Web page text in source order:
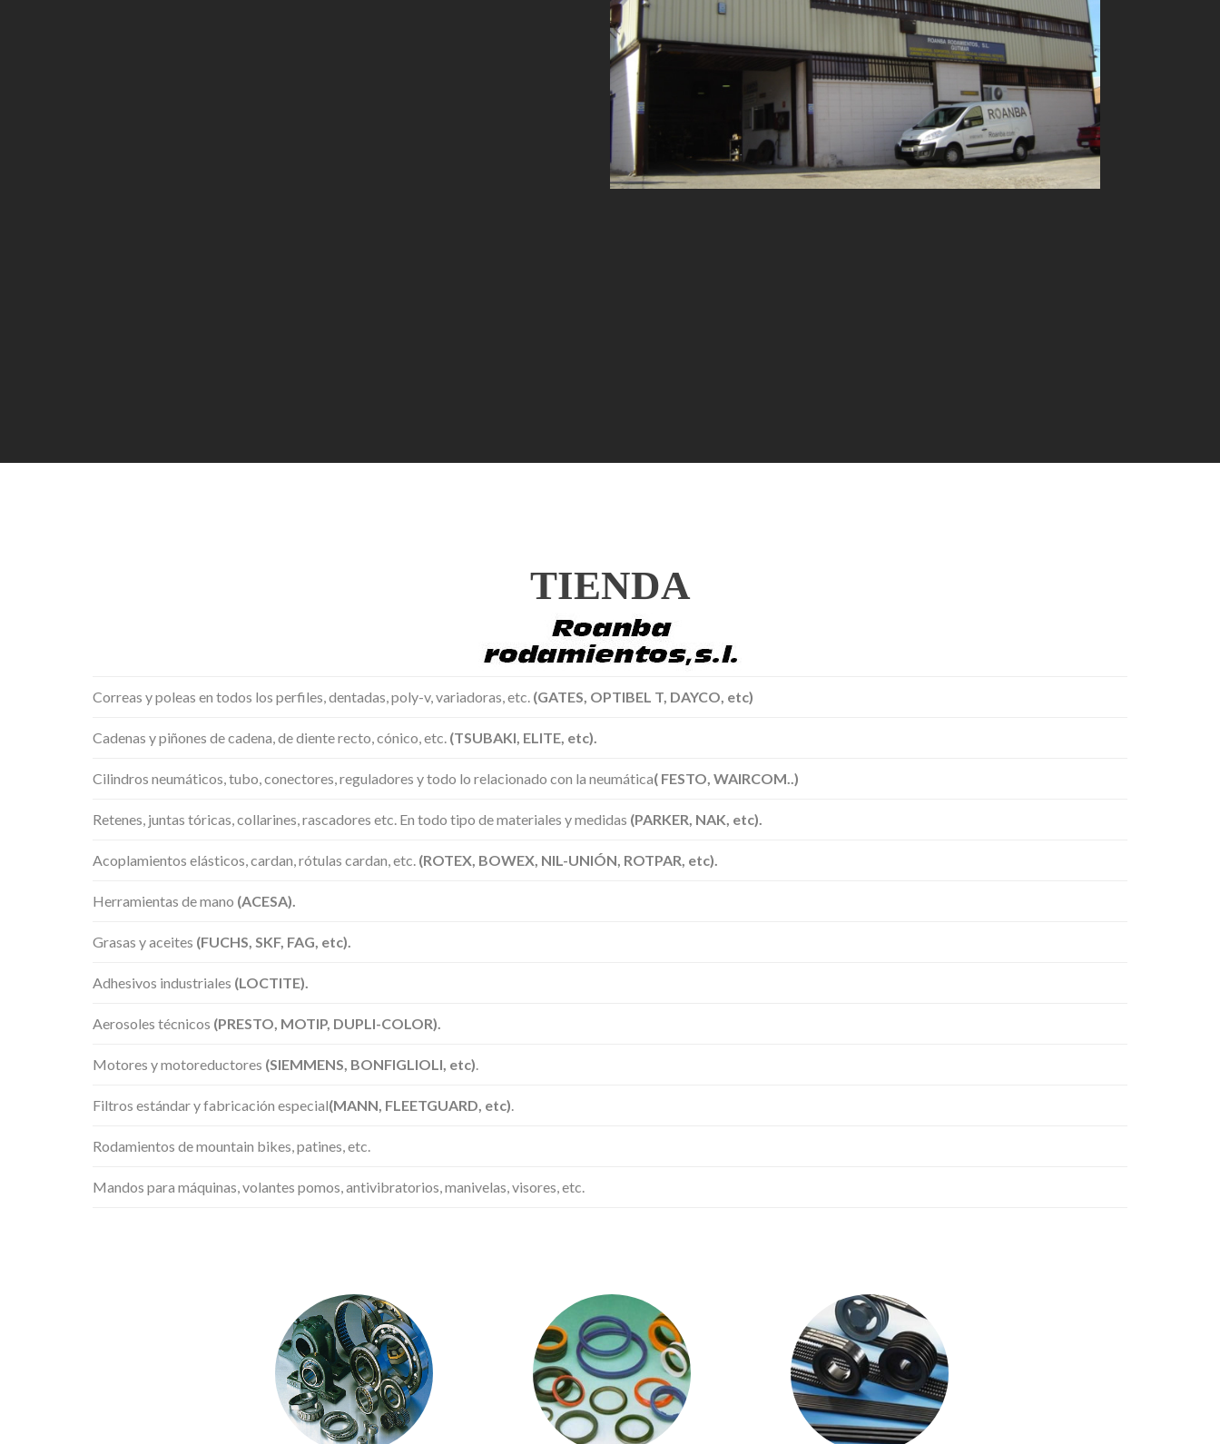
TIENDA
Correas y poleas en todos los perfiles, dentadas, poly-v, variadoras, etc. (GATES, OPTIBEL T, DAYCO, etc)
Cadenas y piñones de cadena, de diente recto, cónico, etc. (TSUBAKI, ELITE, etc).
Cilindros neumáticos, tubo, conectores, reguladores y todo lo relacionado con la neumática( FESTO, WAIRCOM..)
Retenes, juntas tóricas, collarines, rascadores etc. En todo tipo de materiales y medidas (PARKER, NAK, etc).
Acoplamientos elásticos, cardan, rótulas cardan, etc. (ROTEX, BOWEX, NIL-UNIÓN, ROTPAR, etc).
Herramientas de mano (ACESA).
Grasas y aceites (FUCHS, SKF, FAG, etc).
Adhesivos industriales (LOCTITE).
Aerosoles técnicos (PRESTO, MOTIP, DUPLI-COLOR).
Motores y motoreductores (SIEMMENS, BONFIGLIOLI, etc).
Filtros estándar y fabricación especial(MANN, FLEETGUARD, etc).
Rodamientos de mountain bikes, patines, etc.
Mandos para máquinas, volantes pomos, antivibratorios, manivelas, visores, etc.